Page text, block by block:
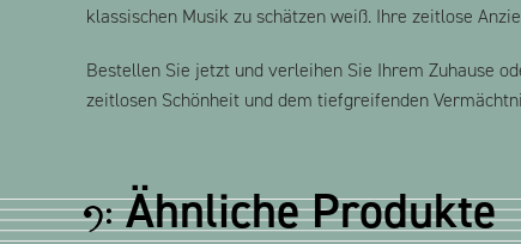
klassischen Musik zu schätzen weiß. Ihre zeitlose
Bestellen Sie jetzt und verleihen Sie Ihrem Zuhause
zeitlosen Schönheit und dem tiefgreifenden
Ähnliche Produkte